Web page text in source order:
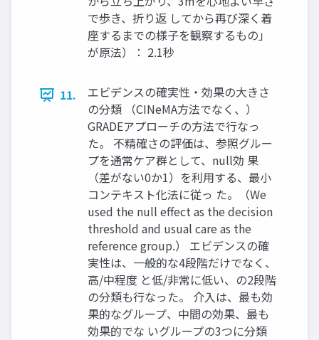
で歩き、折り返 してから再び深く着
座するまでの様子を観察するもの」
が原法）： 2.1秒
11.
エビデンスの確実性・効果の大きさ
の分類 （CINeMA方法でなく、）
GRADEアプローチの方法で行なっ
た。 不精確さの評価は、参照グルー
プを通常ケア群として、null効 果
（差がない0か1）を利用する、最小
コンテキスト化法に従っ た。（We
used the null effect as the decision
threshold and usual care as the
reference group.） エビデンスの確
実性は、一般的な4段階だけでなく、
高/中程度 と低/非常に低い、の2段階
の分類も行なった。 介入は、最も効
果的なグループ、中間の効果、最も
効果的でな いグループの3つに分類